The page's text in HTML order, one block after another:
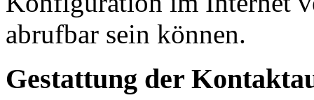
abrufbar sein können.
Gestattung der